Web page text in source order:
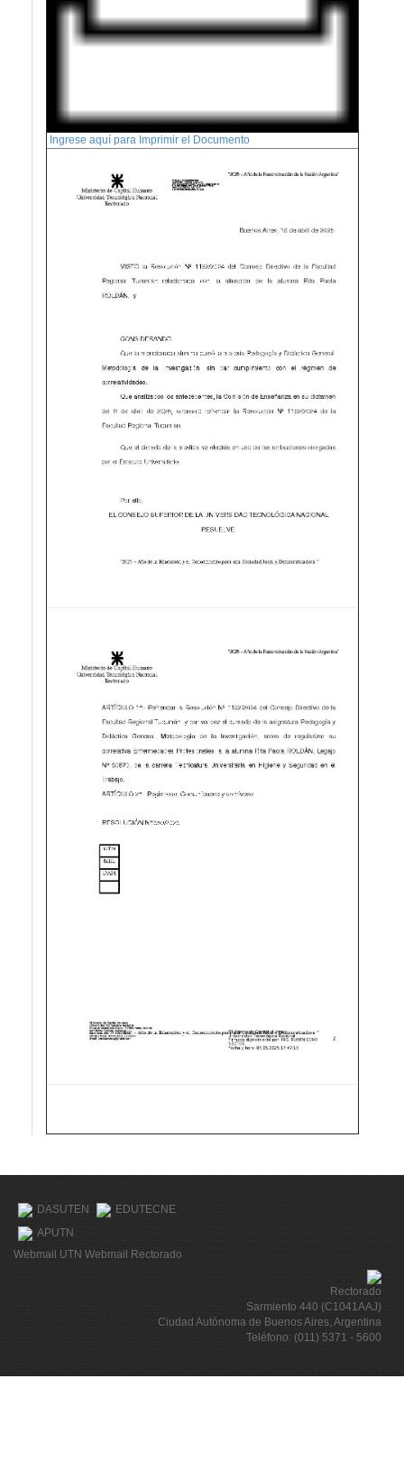
Ingrese aquí para Imprimir el Documento
DASUTEN
EDUTECNE
APUTN
Webmail UTN Webmail Rectorado
Rectorado
Sarmiento 440 (C1041AAJ)
Ciudad Autónoma de Buenos Aires, Argentina
Teléfono: (011) 5371 - 5600